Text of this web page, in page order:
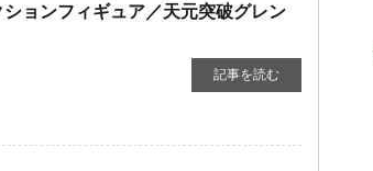
ョンフィギュア／天元突破グレン
記事を読む